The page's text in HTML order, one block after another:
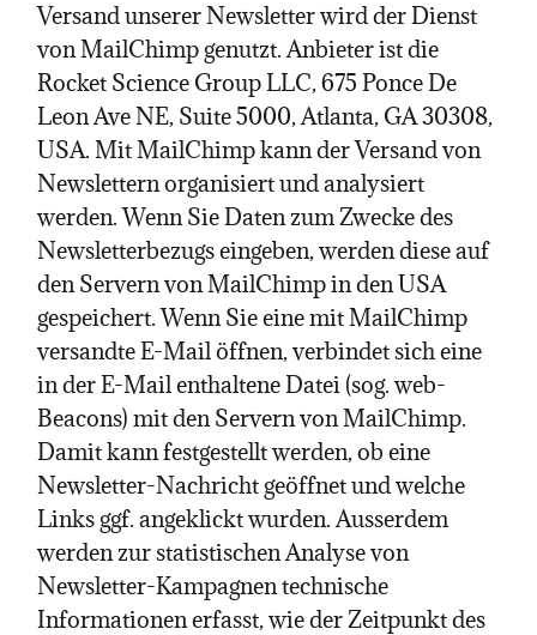
Versand unserer Newsletter wird der Dienst
von MailChimp genutzt. Anbieter ist die
Rocket Science Group LLC, 675 Ponce De
Leon Ave NE, Suite 5000, Atlanta, GA 30308,
USA. Mit MailChimp kann der Versand von
Newslettern organisiert und analysiert
werden. Wenn Sie Daten zum Zwecke des
Newsletterbezugs eingeben, werden diese auf
den Servern von MailChimp in den USA
gespeichert. Wenn Sie eine mit MailChimp
versandte E-Mail öffnen, verbindet sich eine
in der E-Mail enthaltene Datei (sog. web-
Beacons) mit den Servern von MailChimp.
Damit kann festgestellt werden, ob eine
Newsletter-Nachricht geöffnet und welche
Links ggf. angeklickt wurden. Ausserdem
werden zur statistischen Analyse von
Newsletter-Kampagnen technische
Informationen erfasst, wie der Zeitpunkt des